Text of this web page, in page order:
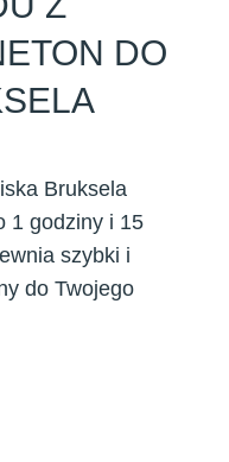
DO
Bruksela
1 godziny i 15
szybki i
do Twojego